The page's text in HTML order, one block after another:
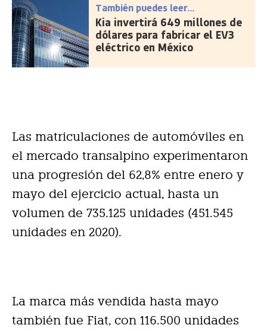
También puedes leer...
Kia invertirá 649 millones de
dólares para fabricar el EV3
eléctrico en México
Las matriculaciones de automóviles en
el mercado transalpino experimentaron
una progresión del 62,8% entre enero y
mayo del ejercicio actual, hasta un
volumen de 735.125 unidades (451.545
unidades en 2020).
La marca más vendida hasta mayo
también fue Fiat, con 116.500 unidades